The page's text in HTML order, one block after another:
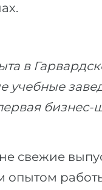
в
учебные
свежие
опытом